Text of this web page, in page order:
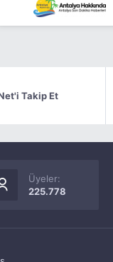
Takip Et
Üyeler:
225.778